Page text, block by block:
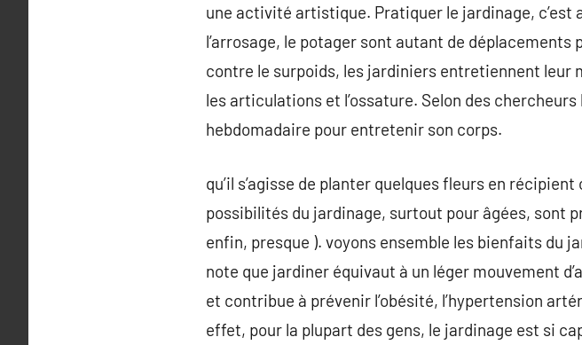
une activité artistique. Pratiquer le jardinage,
l’arrosage, le potager sont autant de
contre le surpoids, les jardiniers entretiennent
les articulations et l’ossature. Selon des
hebdomadaire pour entretenir son corps.
qu’il s’agisse de planter quelques fleurs en
possibilités du jardinage, surtout pour âgées, sont
enfin, presque ). voyons ensemble les bienfaits du
note que jardiner équivaut à un léger mouvement
et contribue à prévenir l’obésité, l’hypertension
effet, pour la plupart des gens, le jardinage est si